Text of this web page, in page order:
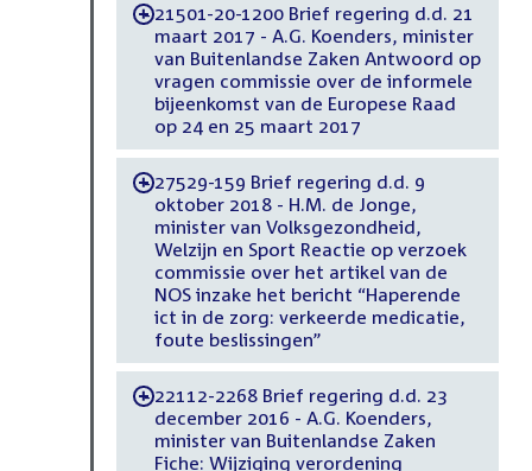
-21501-20-1200 Brief regering d.d. 21
maart 2017 - A.G. Koenders, minister
van Buitenlandse Zaken Antwoord op
vragen commissie over de informele
bijeenkomst van de Europese Raad
op 24 en 25 maart 2017
-27529-159 Brief regering d.d. 9
oktober 2018 - H.M. de Jonge,
minister van Volksgezondheid,
Welzijn en Sport Reactie op verzoek
commissie over het artikel van de
NOS inzake het bericht “Haperende
ict in de zorg: verkeerde medicatie,
foute beslissingen”
-22112-2268 Brief regering d.d. 23
december 2016 - A.G. Koenders,
minister van Buitenlandse Zaken
Fiche: Wijziging verordening